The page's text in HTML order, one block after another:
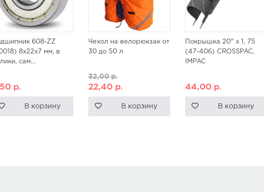
608-ZZ
8x22x7 мм, в
сам...
р.
В корзину
Чехол на велорюкзак от
30 до 50 л
32,00р.
22,40 р.
В корзину
Покрышка 20" x 1, 75
(47-406) CROSSPAC,
IMPAC
44,00 р.
В корзину